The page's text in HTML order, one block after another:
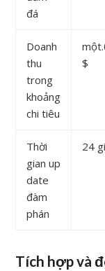
đá
Doanh
thu
trong
khoảng
chi tiêu
$
Thời
gian up
date
đàm
phán
24
Tích hợp và